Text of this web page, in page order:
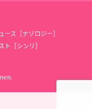
ース［ナゾロジー］
ト［シンリ］